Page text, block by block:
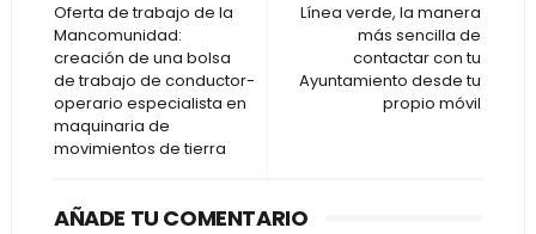
Línea verde, la manera
más sencilla de
contactar con tu
Ayuntamiento desde tu
propio móvil
Oferta de trabajo de la
Mancomunidad:
creación de una bolsa
de trabajo de conductor-
operario especialista en
maquinaria de
movimientos de tierra
AÑADE TU COMENTARIO